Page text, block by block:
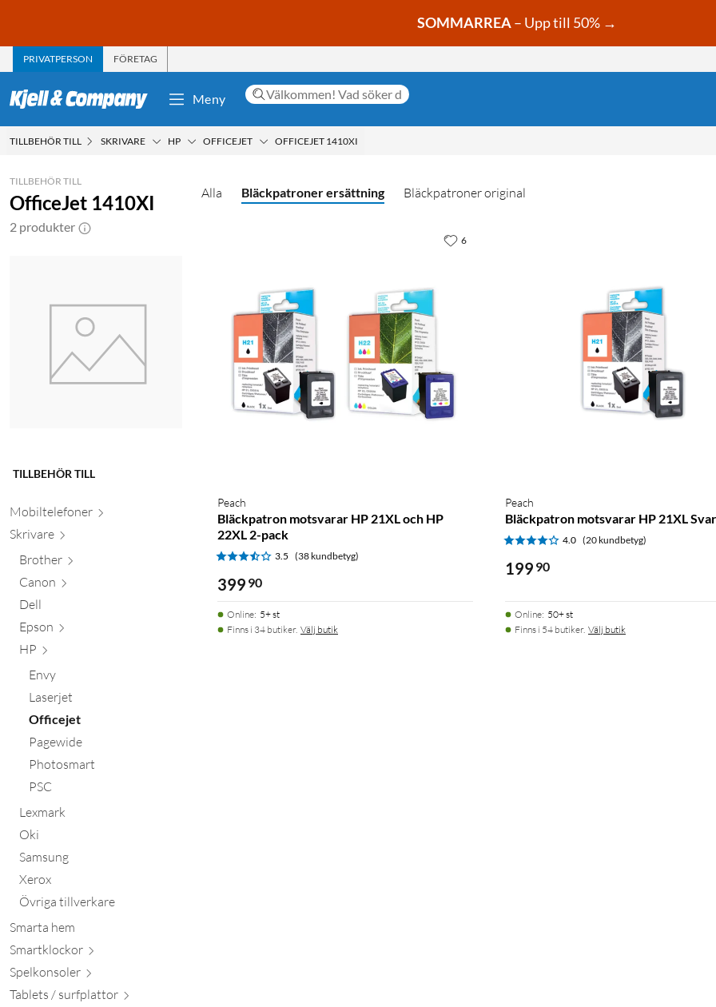
SOMMARREA– Upp till 50% →
PRIVATPERSON FÖRETAG
Meny
TILLBEHÖR TILL SKRIVARE HP OFFICEJET OFFICEJET 1410XI
TILLBEHÖR TILL
OfficeJet 1410XI
2 produkter
TILLBEHÖR TILL
Mobiltelefoner
Skrivare
Brother
Canon
Dell
Epson
HP
Envy
Laserjet
Officejet
Pagewide
Photosmart
PSC
Lexmark
Oki
Samsung
Xerox
Övriga tillverkare
Smarta hem
Smartklockor
Spelkonsoler
Tablets / surfplattor
Alla Bläckpatroner ersättning Bläckpatroner original
Peach
Bläckpatron motsvarar HP 21XL och HP
22XL 2-pack
3.5 (38 kundbetyg)
399 90
Online: 5+ st
Finns i 34 butiker. Välj butik
6
Peach
Bläckpatron motsvarar HP 21XL
4.0 (20 kundbetyg)
199 90
Online: 50+ st
Finns i 54 butiker. Välj butik